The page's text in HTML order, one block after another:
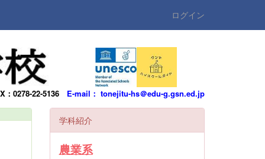
ログイン
0278-22-5136 E-mail： tonejitu-hs＠edu-g.gsn.ed.jp
学科紹介
農業系